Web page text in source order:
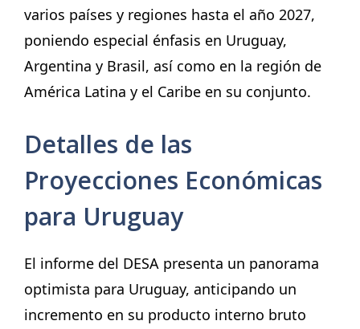
varios países y regiones hasta el año 2027,
poniendo especial énfasis en Uruguay,
Argentina y Brasil, así como en la región de
América Latina y el Caribe en su conjunto.
Detalles de las
Proyecciones Económicas
para Uruguay
El informe del DESA presenta un panorama
optimista para Uruguay, anticipando un
incremento en su producto interno bruto